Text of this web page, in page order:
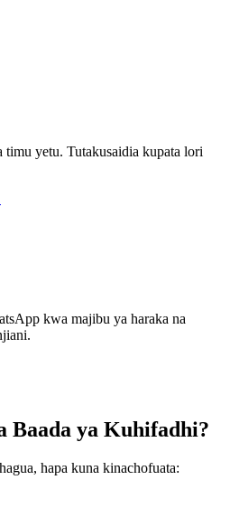
yetu. Tutakusaidia kupata lori
kwa majibu ya haraka na
Baada ya Kuhifadhi?
hapa kuna kinachofuata: